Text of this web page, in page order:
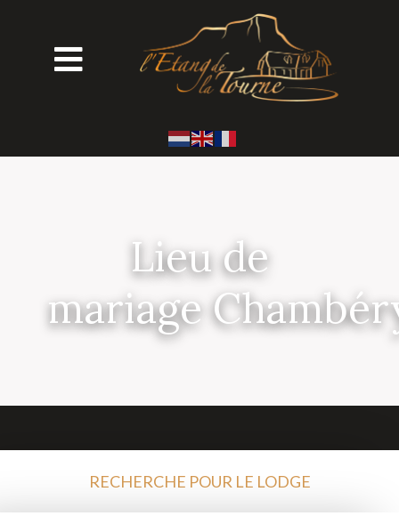
Lieu de
mariage
RECHERCHE POUR LE LODGE